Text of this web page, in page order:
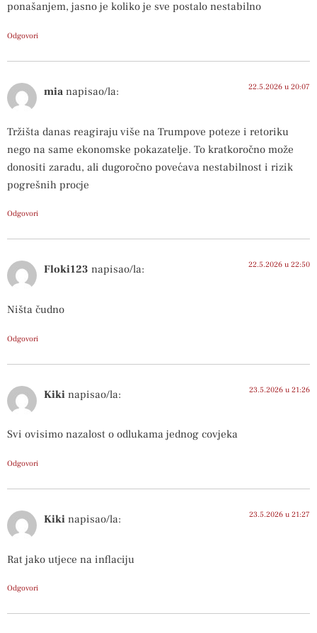
ponašanjem, jasno je koliko je sve postalo nestabilno
Odgovori
mia napisao/la: 22.5.2026 u 20:07
Tržišta danas reagiraju više na Trumpove poteze i retoriku
nego na same ekonomske pokazatelje. To kratkoročno može
donositi zaradu, ali dugoročno povećava nestabilnost i rizik
pogrešnih procje
Odgovori
Floki123 napisao/la: 22.5.2026 u 22:50
Ništa čudno
Odgovori
Kiki napisao/la: 23.5.2026 u 21:26
Svi ovisimo nazalost o odlukama jednog covjeka
Odgovori
Kiki napisao/la: 23.5.2026 u 21:27
Rat jako utjece na inflaciju
Odgovori